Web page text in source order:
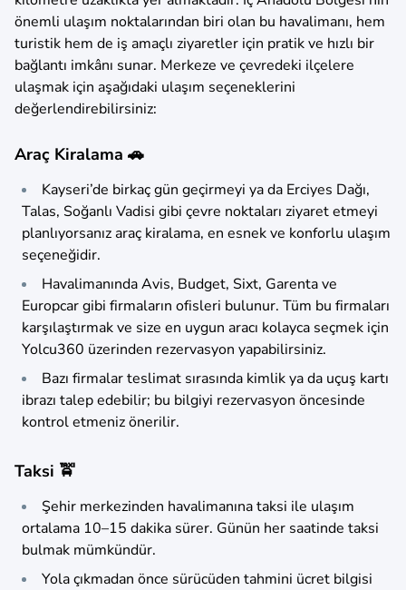
önemli ulaşım noktalarından biri olan bu havalimanı, hem
turistik hem de iş amaçlı ziyaretler için pratik ve hızlı bir
bağlantı imkânı sunar. Merkeze ve çevredeki ilçelere
ulaşmak için aşağıdaki ulaşım seçeneklerini
değerlendirebilirsiniz:
Araç Kiralama 🚗
Kayseri’de birkaç gün geçirmeyi ya da Erciyes Dağı,
Talas, Soğanlı Vadisi gibi çevre noktaları ziyaret etmeyi
planlıyorsanız araç kiralama, en esnek ve konforlu ulaşım
seçeneğidir.
Havalimanında Avis, Budget, Sixt, Garenta ve
Europcar gibi firmaların ofisleri bulunur. Tüm bu firmaları
karşılaştırmak ve size en uygun aracı kolayca seçmek için
Yolcu360 üzerinden rezervasyon yapabilirsiniz.
Bazı firmalar teslimat sırasında kimlik ya da uçuş kartı
ibrazı talep edebilir; bu bilgiyi rezervasyon öncesinde
kontrol etmeniz önerilir.
Taksi 🚖
Şehir merkezinden havalimanına taksi ile ulaşım
ortalama 10–15 dakika sürer. Günün her saatinde taksi
bulmak mümkündür.
Yola çıkmadan önce sürücüden tahmini ücret bilgisi